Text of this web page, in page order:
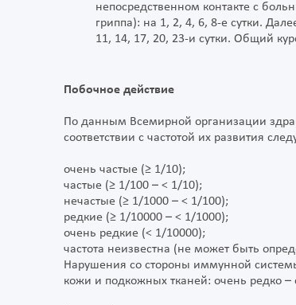
непосредственном контакте с
гриппа): на 1, 2, 4, 6, 8-е сутки.
11, 14, 17, 20, 23-и сутки. Общий
Побочное действие
По данным Всемирной организации
соответствии с частотой их развития
очень частые (≥ 1/10);
частые (≥ 1/100 – < 1/10);
нечастые (≥ 1/1000 – < 1/100);
редкие (≥ 1/10000 – < 1/1000);
очень редкие (< 1/10000);
частота неизвестна (не может быть
Нарушения со стороны иммунной
кожи и подкожных тканей: очень редко –